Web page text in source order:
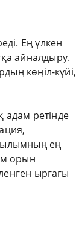
Ең үлкен
айналдыру.
көңіл-күйі,
ретінде
ең
орын
ырғағы